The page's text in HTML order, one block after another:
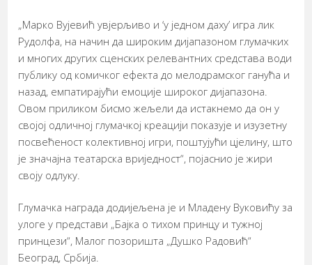
„Марко Вујевић увјерљиво и ‘у једном даху’ игра лик
Рудолфа, на начин да широким дијапазоном глумачких
и многих других сценских релевантних средстава води
публику од комичког ефекта до мелодрамског ганућа и
назад, емпатирајући емоције широког дијапазона.
Овом приликом бисмо жељели да истакнемо да он у
својој одличној глумачкој креацији показује и изузетну
посвећеност колективној игри, поштујући цјелину, што
је значајна театарска вриједност“, појаснио је жири
своју одлуку.
Глумачка награда додијељена је и Младену Вуковићу за
улоге у представи „Бајка о тихом принцу и тужној
принцези“, Малог позоришта „Душко Радовић“
Београд, Србија.